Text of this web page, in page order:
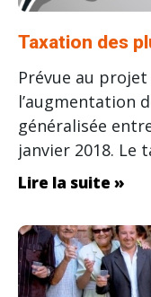
Taxation des
Prévue au projet
l’augmentation
généralisée
janvier 2018. Le
Lire la suite »